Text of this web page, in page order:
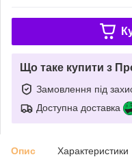
Що таке купити з
Замовлення під
Доступна доставка
Опис Характеристики